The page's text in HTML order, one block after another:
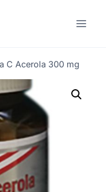
C Acerola 300 mg